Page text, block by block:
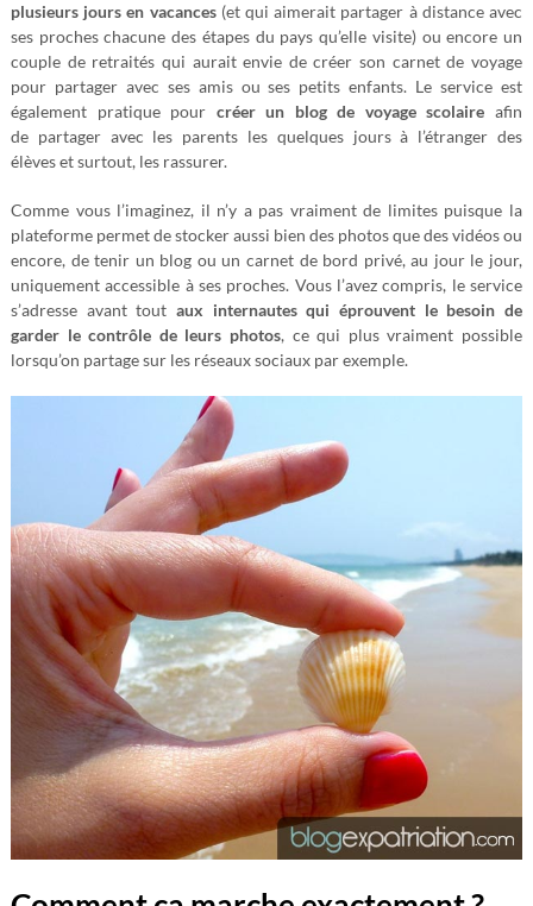
plusieurs jours en vacances(et qui aimerait partager à distance avec
ses proches chacune des étapes du pays qu’elle visite) ou encore un
couple de retraités qui aurait envie de créer son carnet de voyage
pour partager avec ses amis ou ses petits enfants. Le service est
également pratique pour créer un blog de voyage scolaire afin
de partager avec les parents les quelques jours à l’étranger des
élèves et surtout, les rassurer.
Comme vous l’imaginez, il n’y a pas vraiment de limites puisque la
plateforme permet de stocker aussi bien des photos que des vidéos ou
encore, de tenir un blog ou un carnet de bord privé, au jour le jour,
uniquement accessible à ses proches. Vous l’avez compris, le service
s’adresse avant tout aux internautes qui éprouvent le besoin de
garder le contrôle de leurs photos, ce qui plus vraiment possible
lorsqu’on partage sur les réseaux sociaux par exemple.